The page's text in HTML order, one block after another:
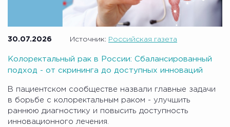
30.07.2026 Источник: Российская газета
Колоректальный рак в России: Сбалансированный
подход - от скрининга до доступных инноваций
В пациентском сообществе назвали главные задачи
в борьбе с колоректальным раком - улучшить
раннюю диагностику и повысить доступность
инновационного лечения.